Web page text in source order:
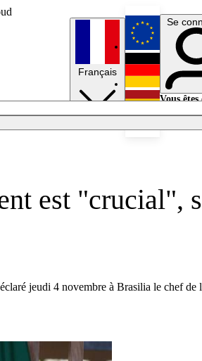
Français
English
Deutsch
Se
Vous êtes
est "crucial",
jeudi 4 novembre à Brasilia le chef de